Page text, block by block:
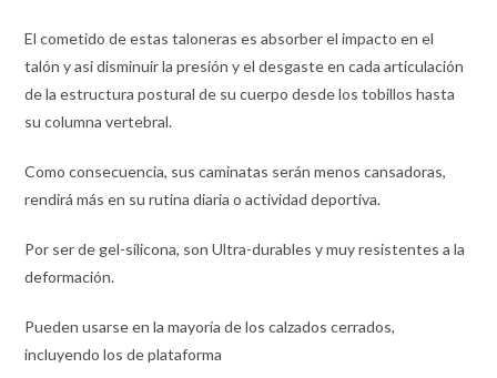
El cometido de estas taloneras es absorber el impacto en el
talón y asi disminuir la presión y el desgaste en cada articulación
de la estructura postural de su cuerpo desde los tobillos hasta
su columna vertebral.
Como consecuencia, sus caminatas serán menos cansadoras,
rendirá más en su rutina diaria o actividad deportiva.
Por ser de gel-silicona, son Ultra-durables y muy resistentes a la
deformación.
Pueden usarse en la mayoría de los calzados cerrados,
incluyendo los de plataforma